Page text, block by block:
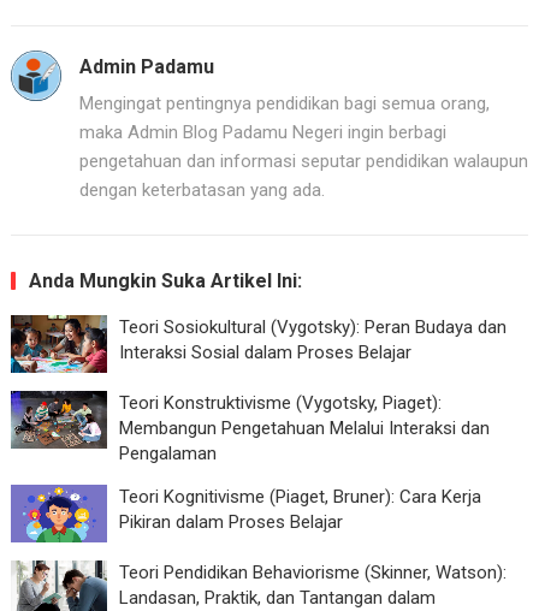
Admin Padamu
Mengingat pentingnya pendidikan bagi semua orang,
maka Admin Blog Padamu Negeri ingin berbagi
pengetahuan dan informasi seputar pendidikan walaupun
dengan keterbatasan yang ada.
Anda Mungkin Suka Artikel Ini:
Teori Sosiokultural (Vygotsky): Peran Budaya dan
Interaksi Sosial dalam Proses Belajar
Teori Konstruktivisme (Vygotsky, Piaget):
Membangun Pengetahuan Melalui Interaksi dan
Pengalaman
Teori Kognitivisme (Piaget, Bruner): Cara Kerja
Pikiran dalam Proses Belajar
Teori Pendidikan Behaviorisme (Skinner, Watson):
Landasan, Praktik, dan Tantangan dalam